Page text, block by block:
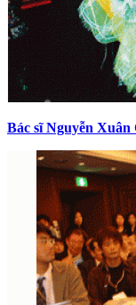
Bác sĩ Nguyễn